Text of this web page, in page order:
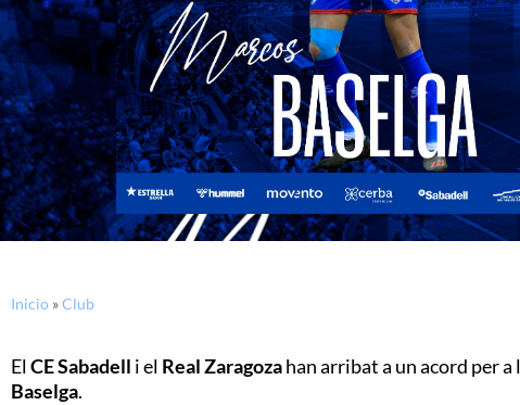
Inicio »Club
ElCE Sabadell i el Real Zaragozahan arribat a un acord per
Baselga.